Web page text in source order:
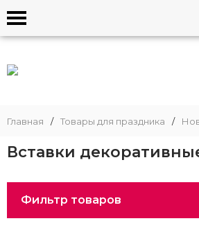
Главная / Товары для праздника /
Вставки
Фильтр товаров